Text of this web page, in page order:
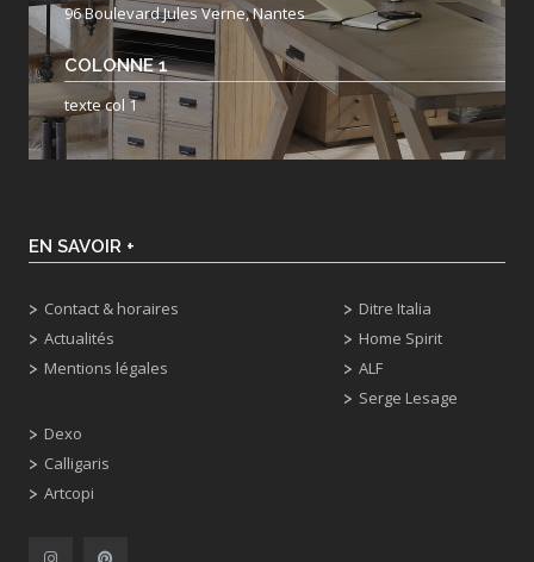
96 Boulevard Jules Verne, Nantes
COLONNE 1
texte col 1
EN SAVOIR +
Contact & horaires
Actualités
Mentions légales
Dexo
Calligaris
Artcopi
Ditre Italia
Home Spirit
ALF
Serge Lesage